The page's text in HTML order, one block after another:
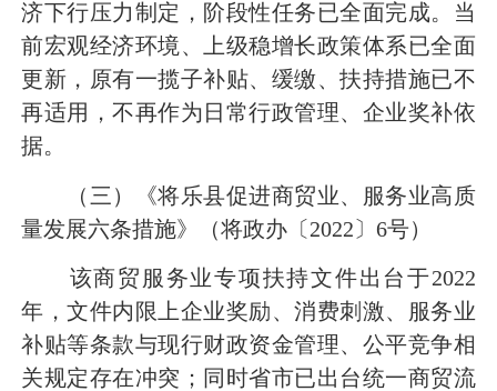
济下行压力制定，阶段性任务已全面完成。当
前宏观经济环境、上级稳增长政策体系已全面
更新，原有一揽子补贴、缓缴、扶持措施已不
再适用，不再作为日常行政管理、企业奖补依
据。
（三）《将乐县促进商贸业、服务业高质
量发展六条措施》（将政办〔2022〕6号）
该商贸服务业专项扶持文件出台于2022
年，文件内限上企业奖励、消费刺激、服务业
补贴等条款与现行财政资金管理、公平竞争相
关规定存在冲突；同时省市已出台统一商贸流